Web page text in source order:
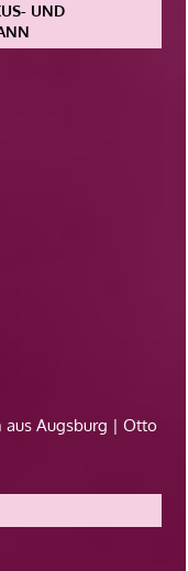
UND
aus Augsburg | Otto